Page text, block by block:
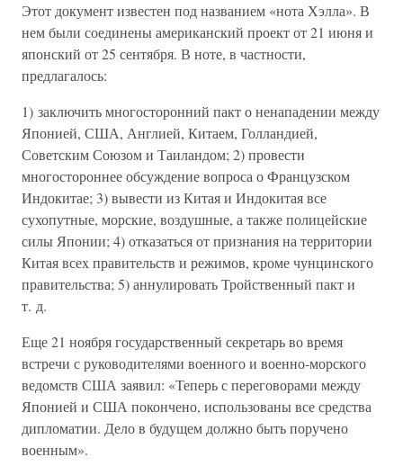
Этот документ известен под названием «нота Хэлла». В
нем были соединены американский проект от 21 июня и
японский от 25 сентября. В ноте, в частности,
предлагалось:
1) заключить многосторонний пакт о ненападении между
Японией, США, Англией, Китаем, Голландией,
Советским Союзом и Таиландом; 2) провести
многостороннее обсуждение вопроса о Французском
Индокитае; 3) вывести из Китая и Индокитая все
сухопутные, морские, воздушные, а также полицейские
силы Японии; 4) отказаться от признания на территории
Китая всех правительств и режимов, кроме чунцинского
правительства; 5) аннулировать Тройственный пакт и
т. д.
Еще 21 ноября государственный секретарь во время
встречи с руководителями военного и военно-морского
ведомств США заявил: «Теперь с переговорами между
Японией и США покончено, использованы все средства
дипломатии. Дело в будущем должно быть поручено
военным».